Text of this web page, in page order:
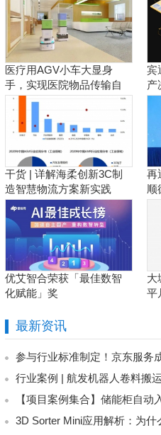
医疗用AGV小车大显身
手，实现医院物品传输自
动化！
宾
产
干货 | 详解海柔创新3C制
造智慧物流方案新实践
再
顺
优艾智合荣获「最佳数智
化赋能」奖
大
平
最新资讯
参与行业标准制定！京东服务
具身智能标委会应用工作组（
行业案例 | 航发机器人卷料搬
输难题“卷”出高效解决方案
【项目案例集合】储能柜自动
3D Sorter Mini应用解析：为